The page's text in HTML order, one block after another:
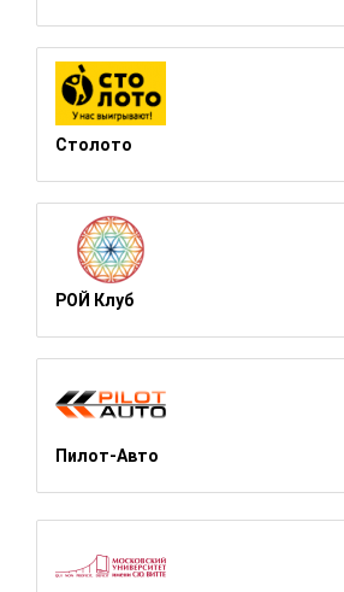
Столото
РОЙ Клуб
Пилот-Авто